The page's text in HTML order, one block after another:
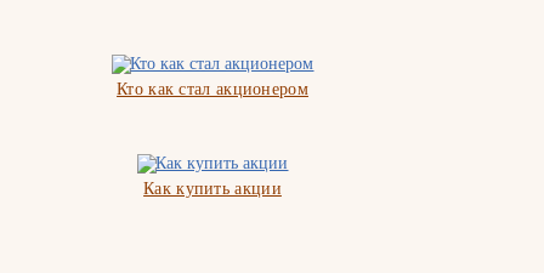
Кто как стал акционером
Как купить акции